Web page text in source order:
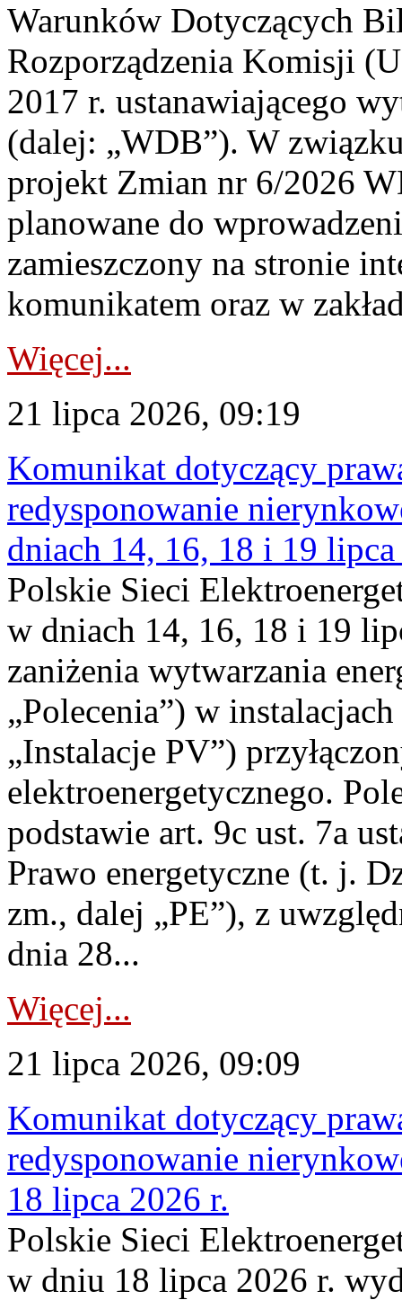
Warunków Dotyczących
Rozporządzenia Komisji
2017 r. ustanawiającego
(dalej: „WDB”). W
projekt Zmian nr 6/2026
planowane do
zamieszczony na stronie
komunikatem oraz w
Więcej...
21 lipca 2026, 09:19
Komunikat dotyczący
redysponowanie
dniach 14, 16, 18 i 19
Polskie Sieci
w dniach 14, 16, 18 i 19
zaniżenia wytwarzania
„Polecenia”) w
„Instalacje PV”)
elektroenergetycznego.
podstawie art. 9c ust. 7a
Prawo energetyczne (t. j.
zm., dalej „PE”), z
dnia 28...
Więcej...
21 lipca 2026, 09:09
Komunikat dotyczący
redysponowanie
18 lipca 2026 r.
Polskie Sieci
w dniu 18 lipca 2026 r.